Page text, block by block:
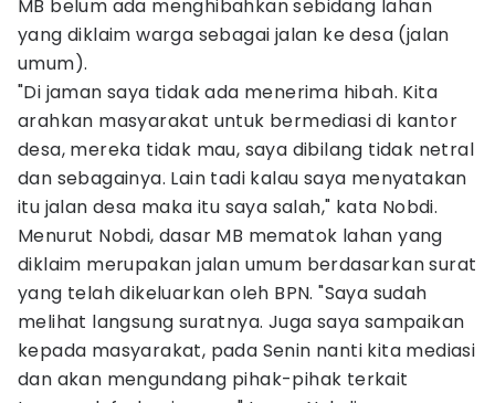
MB belum ada menghibahkan sebidang lahan
yang diklaim warga sebagai jalan ke desa (jalan
umum).
"Di jaman saya tidak ada menerima hibah. Kita
arahkan masyarakat untuk bermediasi di kantor
desa, mereka tidak mau, saya dibilang tidak netral
dan sebagainya. Lain tadi kalau saya menyatakan
itu jalan desa maka itu saya salah," kata Nobdi.
Menurut Nobdi, dasar MB mematok lahan yang
diklaim merupakan jalan umum berdasarkan surat
yang telah dikeluarkan oleh BPN. "Saya sudah
melihat langsung suratnya. Juga saya sampaikan
kepada masyarakat, pada Senin nanti kita mediasi
dan akan mengundang pihak-pihak terkait